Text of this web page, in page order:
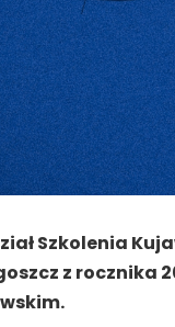
Szkolenia
z rocznika